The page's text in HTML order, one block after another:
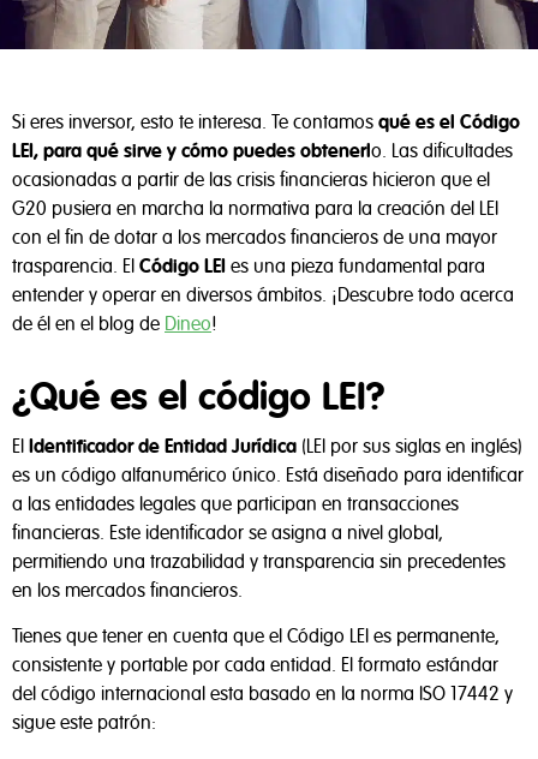
Si eres inversor, esto te interesa. Te contamos qué es el Código
LEI, para qué sirve y cómo puedes obtenerlo. Las dificultades
ocasionadas a partir de las crisis financieras hicieron que el
G20 pusiera en marcha la normativa para la creación del LEI
con el fin de dotar a los mercados financieros de una mayor
trasparencia. El Código LEI es una pieza fundamental para
entender y operar en diversos ámbitos. ¡Descubre todo acerca
de él en el blog de Dineo!
¿Qué es el código LEI?
El Identificador de Entidad Jurídica (LEI por sus siglas en inglés)
es un código alfanumérico único. Está diseñado para identificar
a las entidades legales que participan en transacciones
financieras. Este identificador se asigna a nivel global,
permitiendo una trazabilidad y transparencia sin precedentes
en los mercados financieros.
Tienes que tener en cuenta que el Código LEI es permanente,
consistente y portable por cada entidad. El formato estándar
del código internacional esta basado en la norma ISO 17442 y
sigue este patrón: